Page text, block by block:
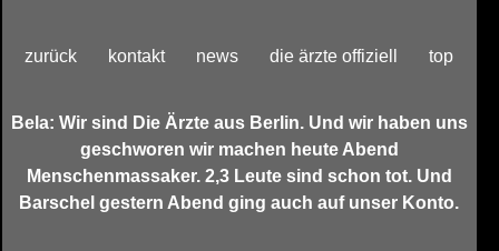
zurück kontakt news die ärzte offiziell top
Bela: Wir sind Die Ärzte aus Berlin. Und wir haben uns
geschworen wir machen heute Abend
Menschenmassaker. 2,3 Leute sind schon tot. Und
Barschel gestern Abend ging auch auf unser Konto.